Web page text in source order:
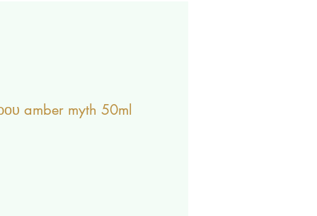
amber myth 50ml